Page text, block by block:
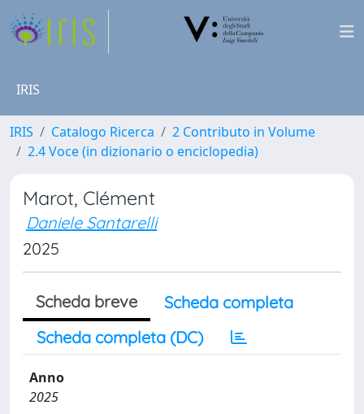
IRIS
IRIS Catalogo Ricerca
2 Contributo in Volume
2.4 Voce (in dizionario o enciclopedia)
Marot, Clément
Daniele Santarelli
2025
Scheda breve
Scheda completa
Scheda completa (DC)
Anno
2025